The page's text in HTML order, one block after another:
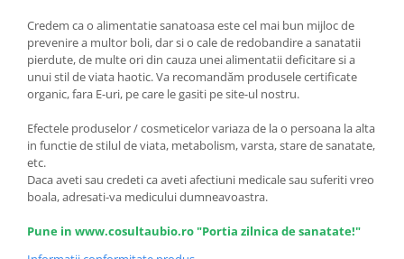
Credem ca o alimentatie sanatoasa este cel mai bun mijloc de
prevenire a multor boli, dar si o cale de redobandire a sanatatii
pierdute, de multe ori din cauza unei alimentatii deficitare si a
unui stil de viata haotic. Va recomandăm produsele certificate
organic, fara E-uri, pe care le gasiti pe site-ul nostru.
Efectele produselor / cosmeticelor variaza de la o persoana la alta
in functie de stilul de viata, metabolism, varsta, stare de sanatate,
etc.
Daca aveti sau credeti ca aveti afectiuni medicale sau suferiti vreo
boala, adresati-va medicului dumneavoastra.
Pune in www.cosultaubio.ro "Portia zilnica de sanatate!"